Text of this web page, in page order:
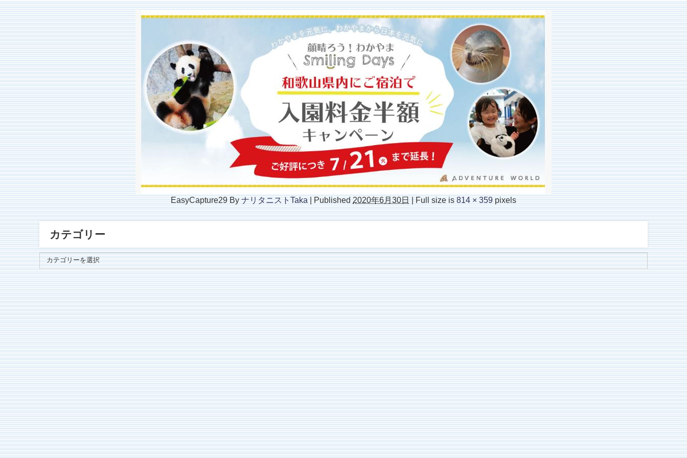
EasyCapture29 By ナリタニストTaka | Published 2020年6月30日 |Full size is814 × 359pixels
カテゴリー